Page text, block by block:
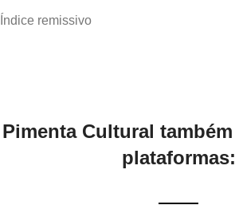
Índice remissivo
Pimenta Cultural
plataformas: